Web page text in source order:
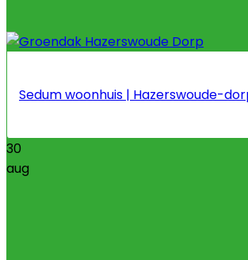
Sedum woonhuis | Hazerswoude-
30
aug